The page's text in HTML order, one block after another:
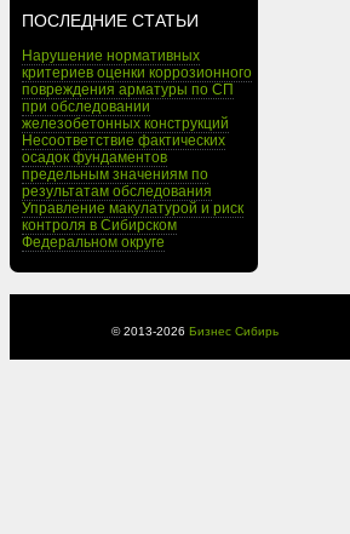
ПОСЛЕДНИЕ СТАТЬИ
Нарушение нормативных
критериев оценки коррозионного
повреждения арматуры по СП
при обследовании
железобетонных конструкций
Несоответствие фактических
осадок фундаментов
предельным значениям по
результатам обследования
Управление макулатурой и риск
контроля в Сибирском
Федеральном округе
© 2013-2026 Бизнес Сибирь